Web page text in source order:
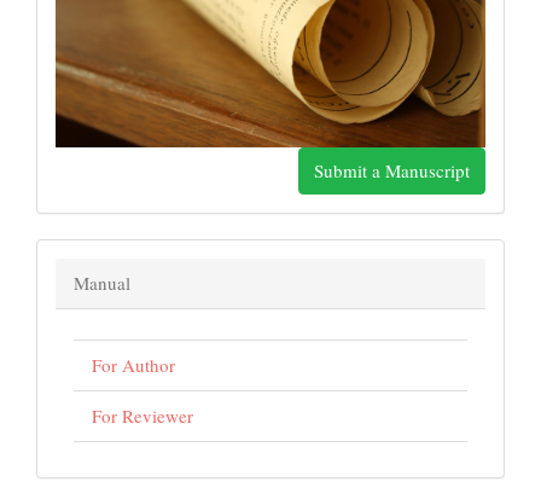
Submit a Manuscript
Manual
For Author
For Reviewer